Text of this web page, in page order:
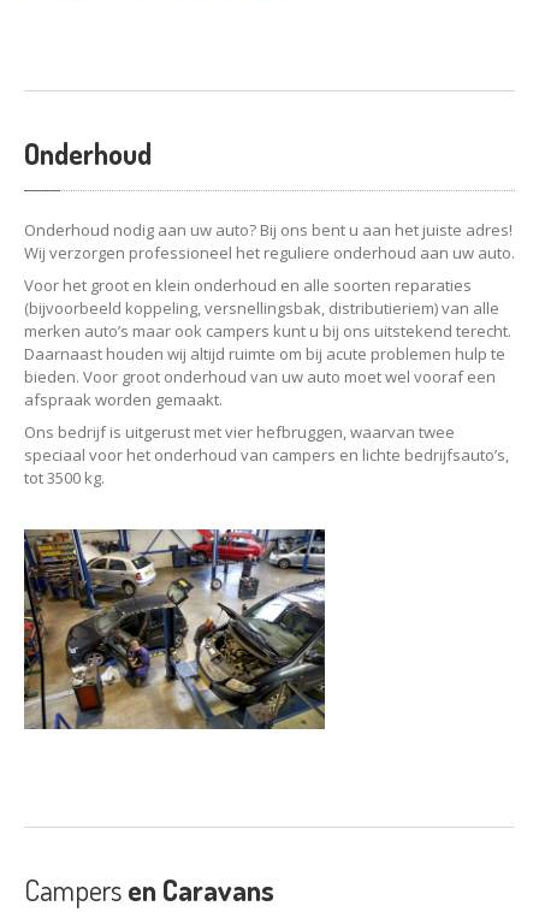
Onderhoud
Onderhoud nodig aan uw auto? Bij ons bent u aan het juiste adres!
Wij verzorgen professioneel het reguliere onderhoud aan uw auto.
Voor het groot en klein onderhoud en alle soorten reparaties
(bijvoorbeeld koppeling, versnellingsbak, distributieriem) van alle
merken auto’s maar ook campers kunt u bij ons uitstekend terecht.
Daarnaast houden wij altijd ruimte om bij acute problemen hulp te
bieden. Voor groot onderhoud van uw auto moet wel vooraf een
afspraak worden gemaakt.
Ons bedrijf is uitgerust met vier hefbruggen, waarvan twee
speciaal voor het onderhoud van campers en lichte bedrijfsauto’s,
tot 3500 kg.
Campersen Caravans